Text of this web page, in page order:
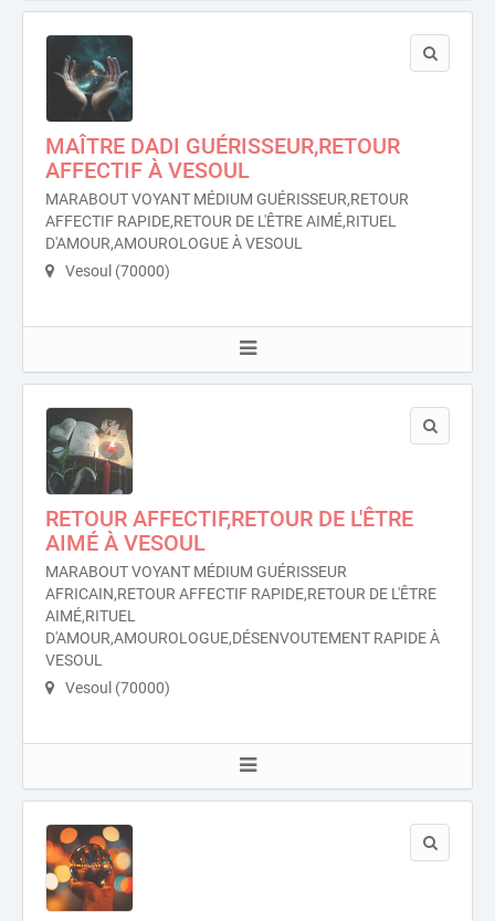
MAÎTRE DADI GUÉRISSEUR,RETOUR
AFFECTIF À VESOUL
MARABOUT VOYANT MÉDIUM GUÉRISSEUR,RETOUR
AFFECTIF RAPIDE,RETOUR DE L'ÊTRE AIMÉ,RITUEL
D'AMOUR,AMOUROLOGUE À VESOUL
Vesoul (70000)
RETOUR AFFECTIF,RETOUR DE L'ÊTRE
AIMÉ À VESOUL
MARABOUT VOYANT MÉDIUM GUÉRISSEUR
AFRICAIN,RETOUR AFFECTIF RAPIDE,RETOUR DE L'ÊTRE
AIMÉ,RITUEL
D'AMOUR,AMOUROLOGUE,DÉSENVOUTEMENT RAPIDE À
VESOUL
Vesoul (70000)